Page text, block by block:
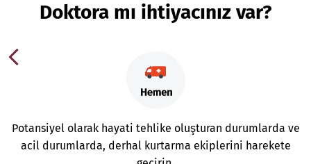
Doktora mı ihtiyacınız var?
Potansiyel olarak hayati tehlike oluşturan durumlarda ve
acil durumlarda, derhal kurtarma ekiplerini harekete